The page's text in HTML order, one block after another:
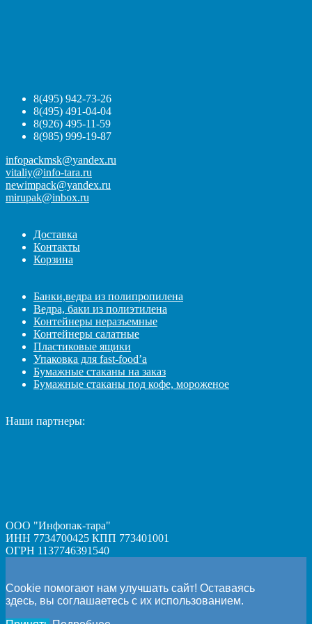
8(495) 942-73-26
8(495) 491-04-04
8(926) 495-11-59
8(985) 999-19-87
infopackmsk@yandex.ru
vitaliy@info-tara.ru
newimpack@yandex.ru
mirupak@inbox.ru
Доставка
Контакты
Корзина
Банки,ведра из полипропилена
Ведра, баки из полиэтилена
Контейнеры неразъемные
Контейнеры салатные
Пластиковые ящики
Упаковка для fast-food’а
Бумажные стаканы на заказ
Бумажные стаканы под кофе, мороженое
Наши партнеры:
ООО "Инфопак-тара"
ИНН 7734700425 КПП 773401001
ОГРН 1137746391540
Cookie помогают нам улучшать сайт! Оставаясь
здесь, вы соглашаетесь с их использованием.